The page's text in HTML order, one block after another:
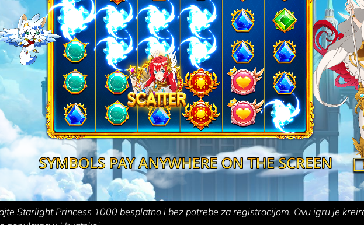
Starlight Princess 1000 besplatno i bez potrebe za registracijom. Ovu igru je